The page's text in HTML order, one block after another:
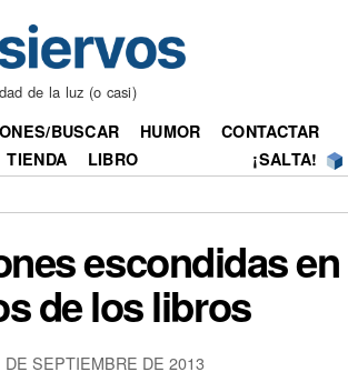
de la luz (o casi)
BUSCAR HUMOR
CONTACTAR
TIENDA LIBRO ¡SALTA!
escondidas en
de los libros
SEPTIEMBRE DE 2013